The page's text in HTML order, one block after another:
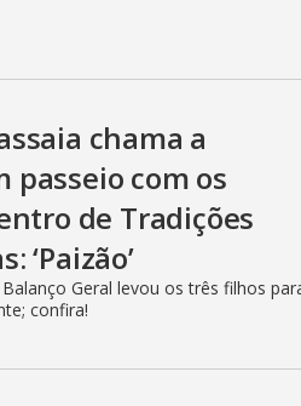
chama a
passeio com os
de Tradições
‘Paizão’
Geral levou os três filhos
confira!